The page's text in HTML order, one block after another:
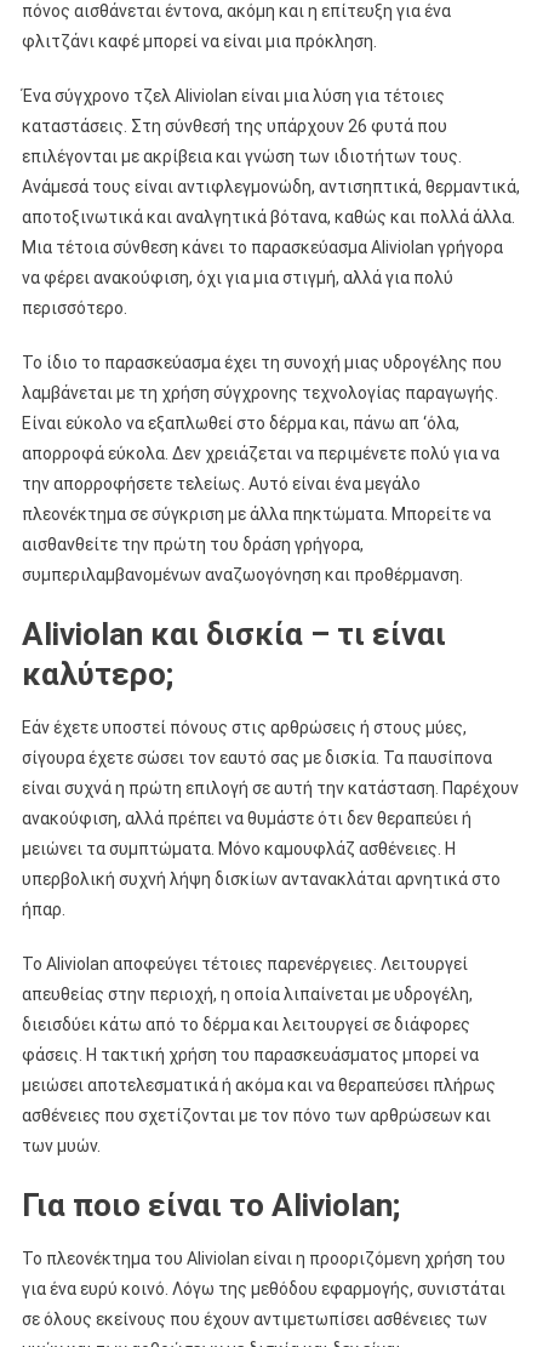
πόνος αισθάνεται έντονα, ακόμη και η επίτευξη για ένα
φλιτζάνι καφέ μπορεί να είναι μια πρόκληση.
Ένα σύγχρονο τζελ Aliviolan είναι μια λύση για τέτοιες
καταστάσεις. Στη σύνθεσή της υπάρχουν 26 φυτά που
επιλέγονται με ακρίβεια και γνώση των ιδιοτήτων τους.
Ανάμεσά τους είναι αντιφλεγμονώδη, αντισηπτικά, θερμαντικά,
αποτοξινωτικά και αναλγητικά βότανα, καθώς και πολλά άλλα.
Μια τέτοια σύνθεση κάνει το παρασκεύασμα Aliviolan γρήγορα
να φέρει ανακούφιση, όχι για μια στιγμή, αλλά για πολύ
περισσότερο.
Το ίδιο το παρασκεύασμα έχει τη συνοχή μιας υδρογέλης που
λαμβάνεται με τη χρήση σύγχρονης τεχνολογίας παραγωγής.
Είναι εύκολο να εξαπλωθεί στο δέρμα και, πάνω απ ‘όλα,
απορροφά εύκολα. Δεν χρειάζεται να περιμένετε πολύ για να
την απορροφήσετε τελείως. Αυτό είναι ένα μεγάλο
πλεονέκτημα σε σύγκριση με άλλα πηκτώματα. Μπορείτε να
αισθανθείτε την πρώτη του δράση γρήγορα,
συμπεριλαμβανομένων αναζωογόνηση και προθέρμανση.
Aliviolan και δισκία – τι είναι
καλύτερο;
Εάν έχετε υποστεί πόνους στις αρθρώσεις ή στους μύες,
σίγουρα έχετε σώσει τον εαυτό σας με δισκία. Τα παυσίπονα
είναι συχνά η πρώτη επιλογή σε αυτή την κατάσταση. Παρέχουν
ανακούφιση, αλλά πρέπει να θυμάστε ότι δεν θεραπεύει ή
μειώνει τα συμπτώματα. Μόνο καμουφλάζ ασθένειες. Η
υπερβολική συχνή λήψη δισκίων αντανακλάται αρνητικά στο
ήπαρ.
Το Aliviolan αποφεύγει τέτοιες παρενέργειες. Λειτουργεί
απευθείας στην περιοχή, η οποία λιπαίνεται με υδρογέλη,
διεισδύει κάτω από το δέρμα και λειτουργεί σε διάφορες
φάσεις. Η τακτική χρήση του παρασκευάσματος μπορεί να
μειώσει αποτελεσματικά ή ακόμα και να θεραπεύσει πλήρως
ασθένειες που σχετίζονται με τον πόνο των αρθρώσεων και
των μυών.
Για ποιο είναι το Aliviolan;
Το πλεονέκτημα του Aliviolan είναι η προοριζόμενη χρήση του
για ένα ευρύ κοινό. Λόγω της μεθόδου εφαρμογής, συνιστάται
σε όλους εκείνους που έχουν αντιμετωπίσει ασθένειες των